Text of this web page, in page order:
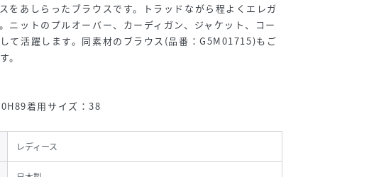
をあしらったブラウスです。トラッドながら程よくエレガ
ニットのプルオーバー、カーディガン、ジャケット、コー
て活躍します。同素材のブラウス(品番：G5M01715)もご
。
着用サイズ：38
レディース